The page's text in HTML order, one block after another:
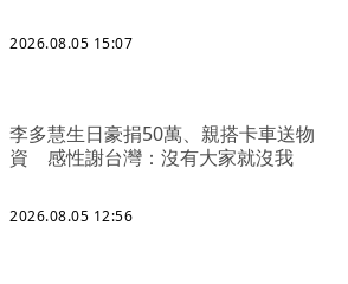
2026.08.05 15:07
李多慧生日豪捐50萬、親搭卡車送物
資 感性謝台灣：沒有大家就沒我
2026.08.05 12:56